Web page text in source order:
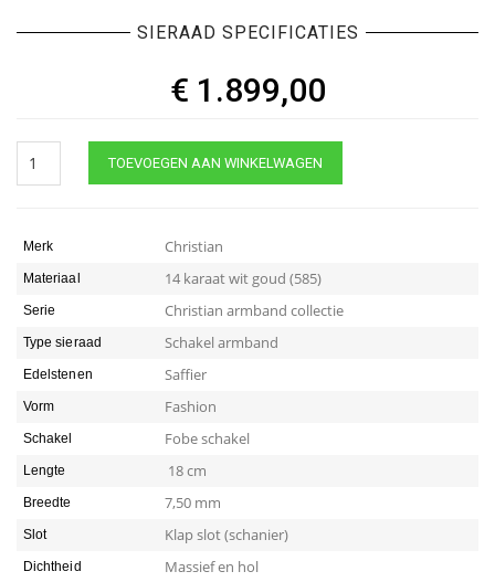
SIERAAD SPECIFICATIES
€ 1.899,00
wit
quantity
TOEVOEGEN AAN WINKELWAGEN
Merk Christian
Materiaal 14 karaat wit goud (585)
Serie Christian armband collectie
Type sieraad Schakel armband
Edelstenen Saffier
Vorm Fashion
Schakel Fobe schakel
Lengte 18 cm
Breedte 7,50 mm
Slot Klap slot (schanier)
Dichtheid Massief en hol